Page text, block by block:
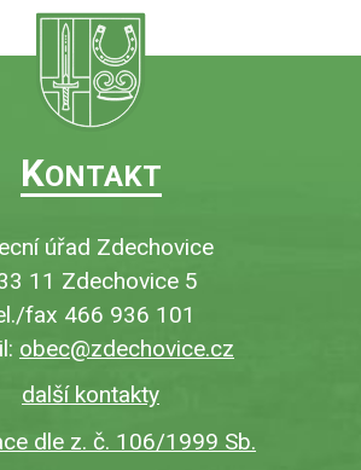
KONTAKT
úřad Zdechovice
11 Zdechovice 5
fax 466 936 101
obec@zdechovice.cz
další kontakty
dle z. č. 106/1999 Sb.